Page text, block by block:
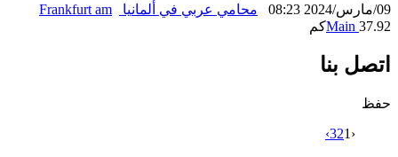
09/مارس/2024 08:23 محامي عربي في ألمانيا
Frankfurt am
Main 37.92كم
اتصل بنا
حفظ
‹
1
2
3
›